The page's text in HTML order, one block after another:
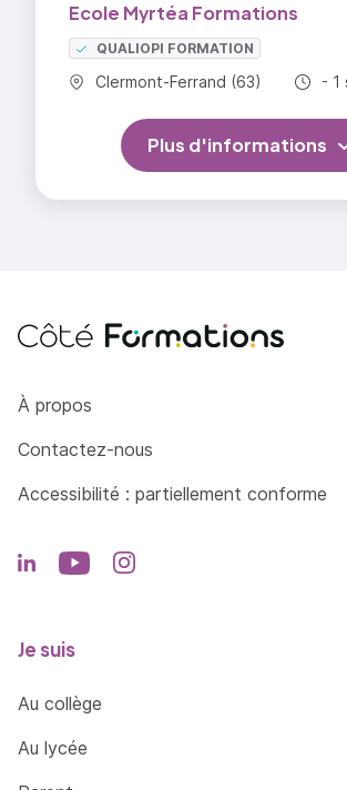
Ecole Myrtéa Formations
QUALIOPI FORMATION
Commune :
Clermont-Ferrand (63) - 1
Plus d'informations
Côté Formations
À propos
Contactez-nous
Accessibilité : partiellement conforme
Je suis
Au collège
Au lycée